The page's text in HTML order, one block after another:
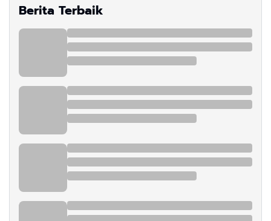
Berita Terbaik